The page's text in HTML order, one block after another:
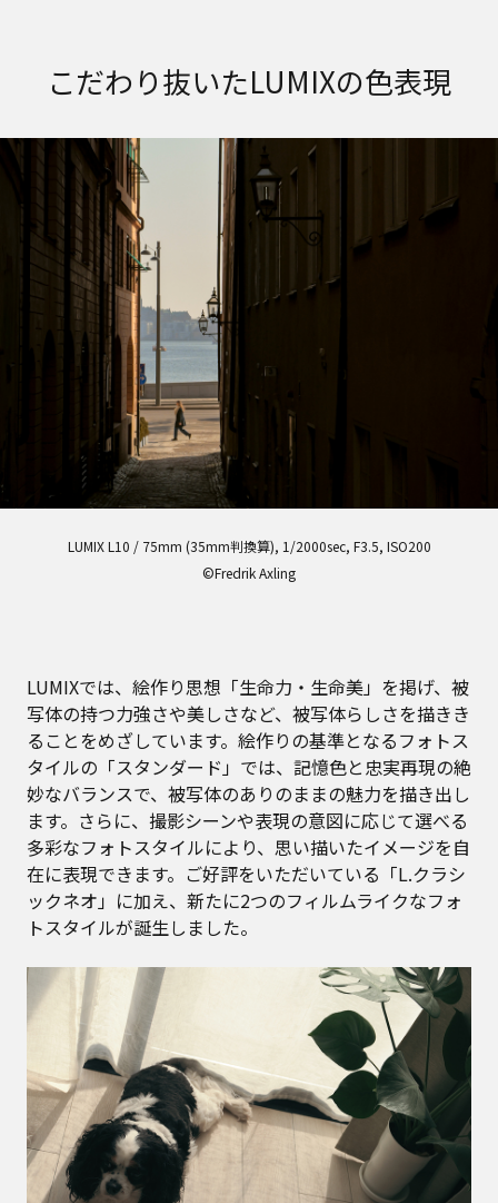
こだわり抜いたLUMIXの色表現
LUMIX L10 / 75mm (35mm判換算), 1/2000sec, F3.5, ISO200
©Fredrik Axling
LUMIXでは、絵作り思想「生命力・生命美」を掲げ、被
写体の持つ力強さや美しさなど、被写体らしさを描きき
ることをめざしています。絵作りの基準となるフォトス
タイルの「スタンダード」では、記憶色と忠実再現の絶
妙なバランスで、被写体のありのままの魅力を描き出し
ます。さらに、撮影シーンや表現の意図に応じて選べる
多彩なフォトスタイルにより、思い描いたイメージを自
在に表現できます。ご好評をいただいている「L.クラシ
ックネオ」に加え、新たに2つのフィルムライクなフォ
トスタイルが誕生しました。